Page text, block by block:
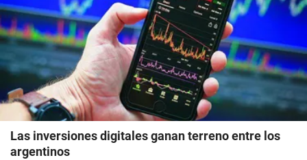
Las inversiones digitales ganan terreno entre los
argentinos